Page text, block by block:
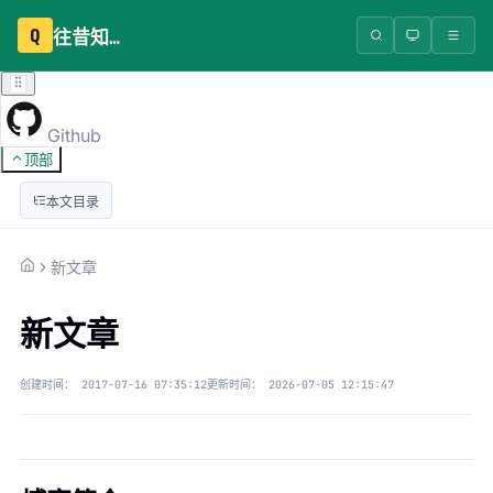
Q 往昔知识库
Github
顶部
本文目录
新文章
新文章
创建时间： 2017-07-16 07:35:12更新时间： 2026-07-05 12:15:47